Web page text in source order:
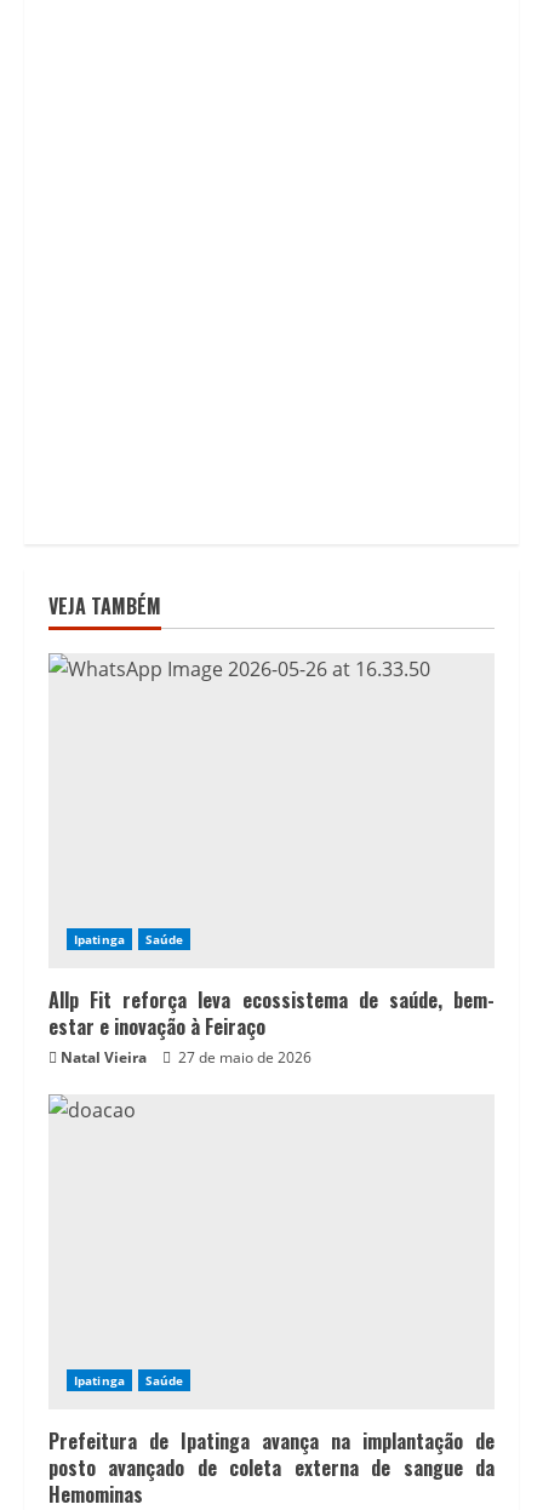
VEJA TAMBÉM
Ipatinga Saúde
Allp Fit reforça leva ecossistema de saúde, bem-
estar e inovação à Feiraço
Natal Vieira 27 de maio de 2026
Ipatinga Saúde
Prefeitura de Ipatinga avança na implantação de
posto avançado de coleta externa de sangue da
Hemominas